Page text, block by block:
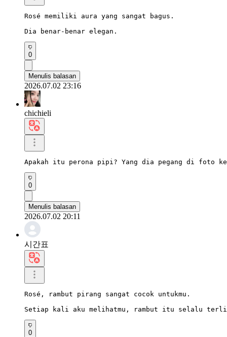
Rosé memiliki aura yang sangat bagus.
Dia benar-benar elegan.
0
Menulis balasan
2026.07.02 23:16
chichieli
Apakah itu perona pipi? Yang dia pegang di foto
0
Menulis balasan
2026.07.02 20:11
시간표
Rosé, rambut pirang sangat cocok untukmu.
Setiap kali aku melihatmu, rambut itu selalu
0